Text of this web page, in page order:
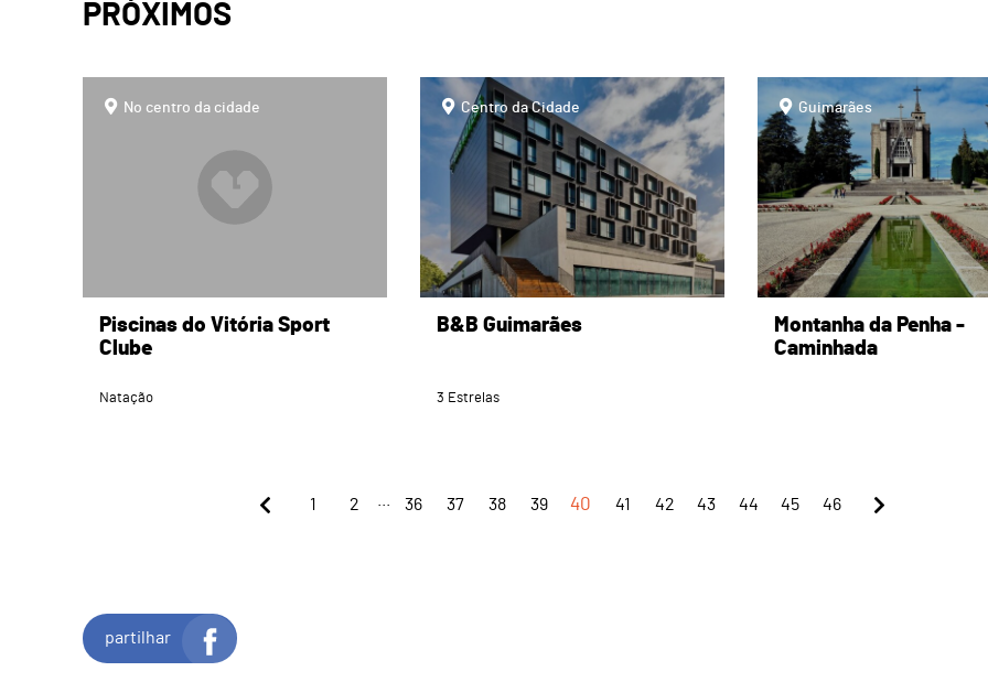
PRÓXIMOS
pageNo centro da cidade
Piscinas do Vitória Sport
Clube
Natação
pageCentro da Cidade
B&B Guimarães
3 Estrelas
pageGuimarães
Montanha da Penha -
Caminhada
1 2 36 37 38 39 40 41 42 43 44 45 46
partilhar